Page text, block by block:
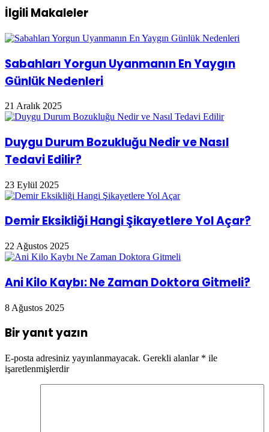
Gerekenler
İlgili Makaleler
Sabahları Yorgun Uyanmanın En Yaygın
Günlük Nedenleri
21 Aralık 2025
Duygu Durum Bozukluğu Nedir ve Nasıl
Tedavi Edilir?
23 Eylül 2025
Demir Eksikliği Hangi Şikayetlere Yol Açar?
22 Ağustos 2025
Ani Kilo Kaybı: Ne Zaman Doktora Gitmeli?
8 Ağustos 2025
Bir yanıt yazın
E-posta adresiniz yayınlanmayacak. Gerekli alanlar * ile
işaretlenmişlerdir